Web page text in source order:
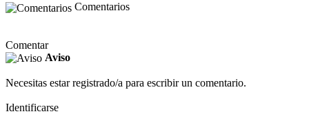
Comentarios
Comentar
Aviso
Necesitas estar registrado/a para escribir un comentario.
Identificarse